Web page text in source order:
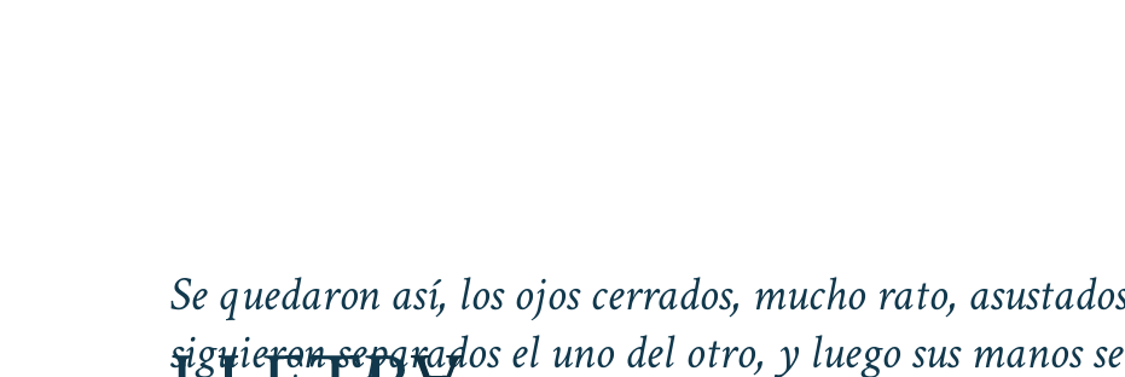
Se quedaron así, los ojos cerrados, mucho rato,
siguieron separados el uno del otro, y luego sus manos